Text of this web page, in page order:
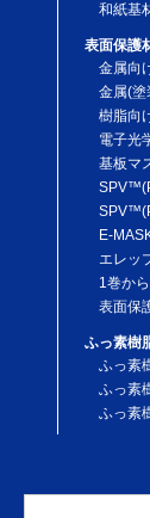
和紙基
表面保護
金属向
金属(塗
樹脂向
電子光
基板マ
E-
エレッ
1巻か
表面保
ふっ素樹
ふっ素
ふっ素
ふっ素